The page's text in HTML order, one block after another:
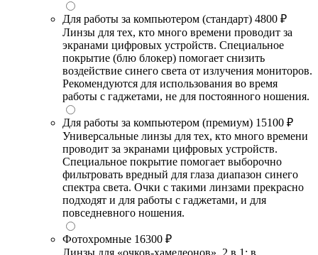
Для работы за компьютером (стандарт) 4800 ₽
Линзы для тех, кто много времени проводит за
экранами цифровых устройств. Специальное
покрытие (блю блокер) помогает снизить
воздействие синего света от излучения мониторов.
Рекомендуются для использования во время
работы с гаджетами, не для постоянного ношения.
Для работы за компьютером (премиум) 15100 ₽
Универсальные линзы для тех, кто много времени
проводит за экранами цифровых устройств.
Специальное покрытие помогает выборочно
фильтровать вредный для глаза диапазон синего
спектра света. Очки с такими линзами прекрасно
подходят и для работы с гаджетами, и для
повседневного ношения.
Фотохромные 16300 ₽